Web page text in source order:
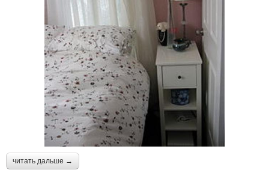
читать дальше →